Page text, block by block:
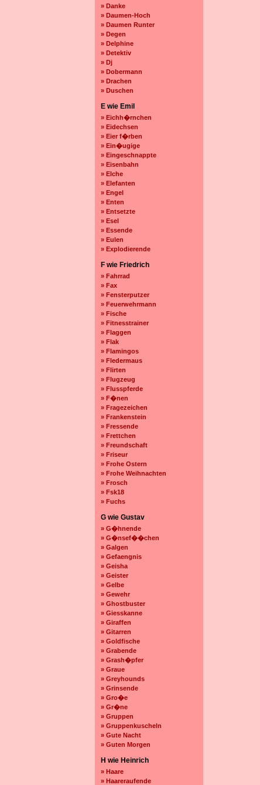
» Danke
» Daumen-Hoch
» Daumen Runter
» Degen
» Delphine
» Detektiv
» Dj
» Dobermann
» Drachen
» Duschen
E wie Emil
» Eichh�rnchen
» Eidechsen
» Eier f�rben
» Ein�ugige
» Eingeschnappte
» Eisenbahn
» Elche
» Elefanten
» Engel
» Enten
» Entsetzte
» Esel
» Essende
» Eulen
» Explodierende
F wie Friedrich
» Fahrrad
» Fax
» Fensterputzer
» Feuerwehrmann
» Fische
» Fitnesstrainer
» Flaggen
» Flak
» Flamingos
» Fledermaus
» Flirten
» Flugzeug
» Flusspferde
» F�nen
» Fragezeichen
» Frankenstein
» Fressende
» Frettchen
» Freundschaft
» Friseur
» Frohe Ostern
» Frohe Weihnachten
» Frosch
» Fsk18
» Fuchs
G wie Gustav
» G�hnende
» G�nsef��chen
» Galgen
» Gefaengnis
» Geisha
» Geister
» Gelbe
» Gewehr
» Ghostbuster
» Giesskanne
» Giraffen
» Gitarren
» Goldfische
» Grabende
» Grash�pfer
» Graue
» Greyhounds
» Grinsende
» Gro�e
» Gr�ne
» Gruppen
» Gruppenkuscheln
» Gute Nacht
» Guten Morgen
H wie Heinrich
» Haare
» Haareraufende